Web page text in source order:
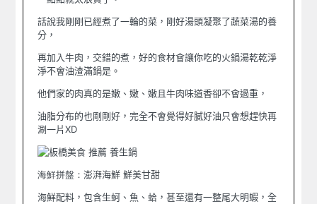
話說我剛剛已經煮了一輪的菜，剛好湯頭凝聚了蔬菜湯的養
分，
再加入牛肉，交錯的煮，好的食材會讓你吃的火鍋湯乾乾淨
淨不會油渣滿鍋是。
他們家的肉真的是嫩、嫩、嫩且牛肉味道香卻不會過重，
油脂分布的也剛剛好，完全不會覺得好膩好油只會想趕快再
涮一片XD
海鮮拼盤：澎湃海鮮 鮮美甘甜
海鮮配料，包含生蚵、魚、蛤，甚至還有一整尾大明蝦，全